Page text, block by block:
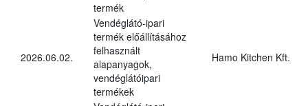
termék
2026.06.02.
Vendéglátó-ipari
termék előállításához
felhasznált
alapanyagok,
vendéglátóipari
termékek
Hamo Kitchen Kft.